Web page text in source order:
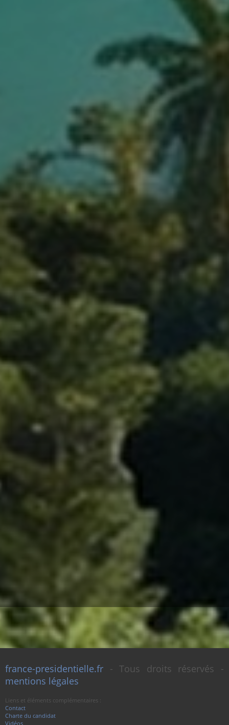
france-presidentielle.fr - Tous droits réservés -
mentions légales
Liens et éléments complémentaires :
Contact
Charte du candidat
Vidéos